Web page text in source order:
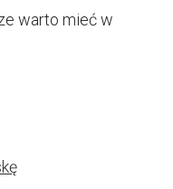
warto mieć w